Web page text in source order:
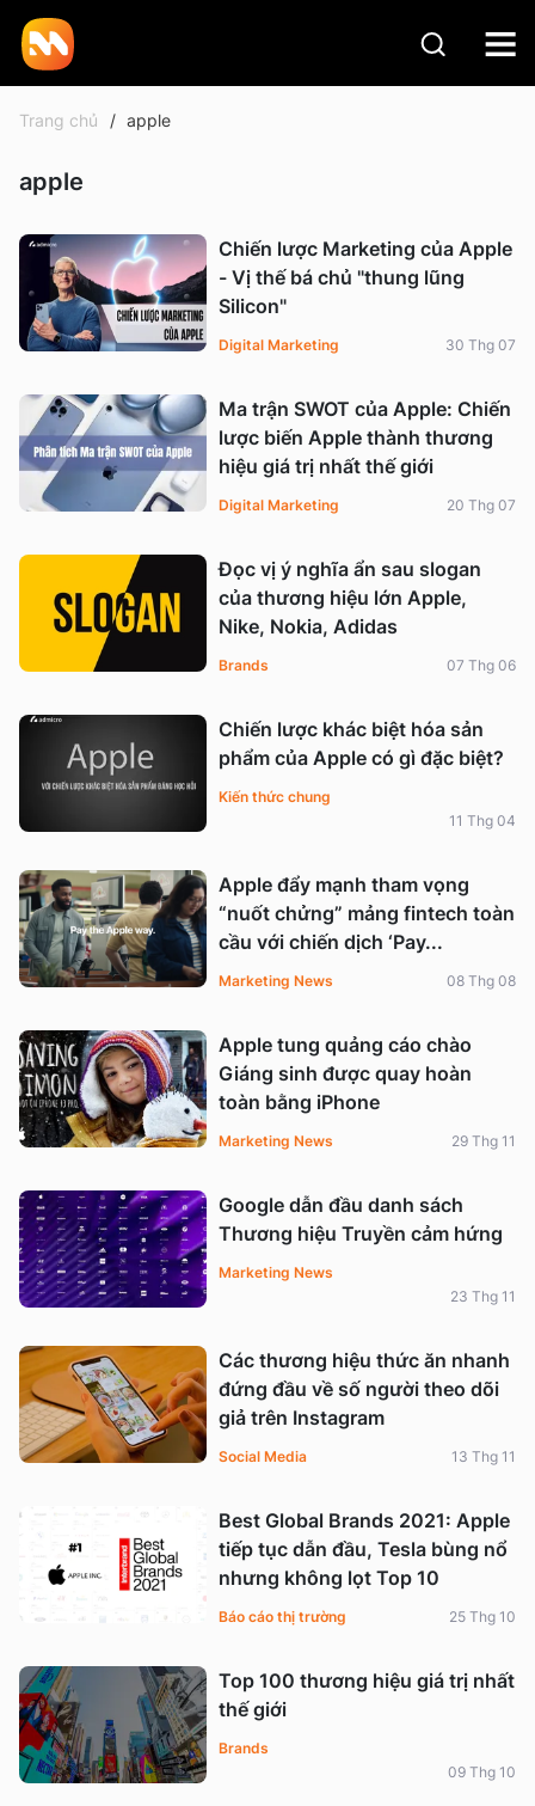
Trang chủ apple
apple
Chiến lược Marketing của Apple
- Vị thế bá chủ "thung lũng
Silicon"
Digital Marketing 30 Thg 07
Ma trận SWOT của Apple: Chiến
lược biến Apple thành thương
hiệu giá trị nhất thế giới
Digital Marketing 20 Thg 07
Đọc vị ý nghĩa ẩn sau slogan
của thương hiệu lớn Apple,
Nike, Nokia, Adidas
Brands 07 Thg 06
Chiến lược khác biệt hóa sản
phẩm của Apple có gì đặc biệt?
Kiến thức chung
11 Thg 04
Apple đẩy mạnh tham vọng
“nuốt chửng” mảng fintech toàn
cầu với chiến dịch ‘Pay...
Marketing News 08 Thg 08
Apple tung quảng cáo chào
Giáng sinh được quay hoàn
toàn bằng iPhone
Marketing News 29 Thg 11
Google dẫn đầu danh sách
Thương hiệu Truyền cảm hứng
Marketing News
23 Thg 11
Các thương hiệu thức ăn nhanh
đứng đầu về số người theo dõi
giả trên Instagram
Social Media 13 Thg 11
Best Global Brands 2021: Apple
tiếp tục dẫn đầu, Tesla bùng nổ
nhưng không lọt Top 10
Báo cáo thị trường 25 Thg 10
Top 100 thương hiệu giá trị nhất
thế giới
Brands
09 Thg 10